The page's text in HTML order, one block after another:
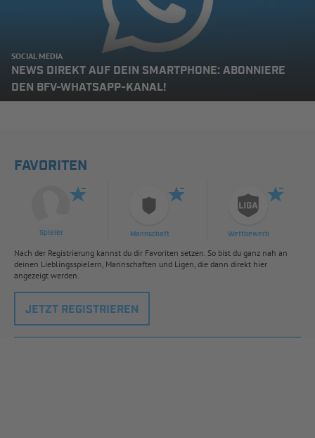
SOCIAL MEDIA
NEWS DIREKT AUF DEIN SMARTPHONE: ABONNIERE
DEN BFV-WHATSAPP-KANAL!
FAVORITEN
Spieler Mannschaft Wettbewerb
Nach der Registrierung kannst du dir Favoriten setzen. So bist du ganz nah an
deinen Lieblingsspielern, Mannschaften und Ligen, die dann direkt hier
angezeigt werden.
JETZT REGISTRIEREN